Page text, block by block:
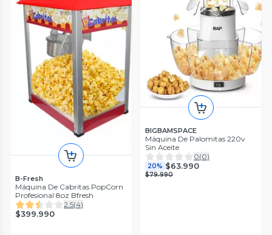
B-Fresh
Máquina De Cabritas PopCorn
Profesional 8oz Bfresh
2.5(4)
$399.990
BIGBAMSPACE
Máquina De Palomitas 220v
Sin Aceite
0(0)
20% $63.990
$79.990